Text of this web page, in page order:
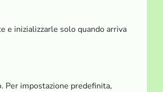
e inizializzarle solo quando arriva
Per impostazione predefinita,